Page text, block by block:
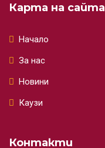
Карта на сайта
Начало
За нас
Новини
Каузи
Контакти